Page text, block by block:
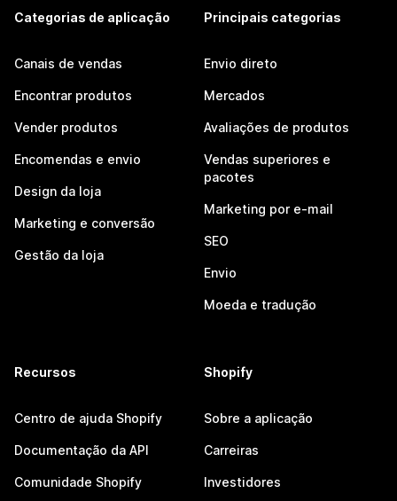
Categorias de aplicação
Canais de vendas
Encontrar produtos
Vender produtos
Encomendas e envio
Design da loja
Marketing e conversão
Gestão da loja
Principais categorias
Envio direto
Mercados
Avaliações de produtos
Vendas superiores e
pacotes
Marketing por e-mail
SEO
Envio
Moeda e tradução
Recursos
Centro de ajuda Shopify
Documentação da API
Comunidade Shopify
Shopify
Sobre a aplicação
Carreiras
Investidores